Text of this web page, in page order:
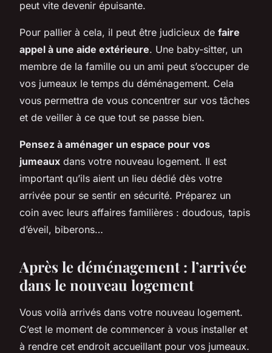
peut vite devenir épuisante.
Pour pallier à cela, il peut être judicieux de faire
appel à une aide extérieure. Une baby-sitter, un
membre de la famille ou un ami peut s’occuper de
vos jumeaux le temps du déménagement. Cela
vous permettra de vous concentrer sur vos tâches
et de veiller à ce que tout se passe bien.
Pensez à aménager un espace pour vos
jumeaux dans votre nouveau logement. Il est
important qu’ils aient un lieu dédié dès votre
arrivée pour se sentir en sécurité. Préparez un
coin avec leurs affaires familières : doudous, tapis
d’éveil, biberons…
Après le déménagement : l’arrivée
dans le nouveau logement
Vous voilà arrivés dans votre nouveau logement.
C’est le moment de commencer à vous installer et
à rendre cet endroit accueillant pour vos jumeaux.